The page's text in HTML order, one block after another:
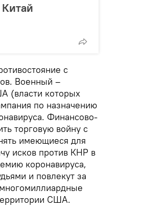
с
Военный –
(власти которых
по назначению
Финансово-
торговую войну с
имеющиеся для
исков против КНР в
коронавируса,
и повлекут за
США.